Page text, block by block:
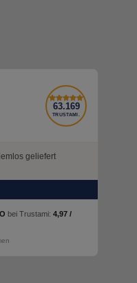
63.169
TRUSTAMI.
geliefert
bei Trustami: 4,97 /